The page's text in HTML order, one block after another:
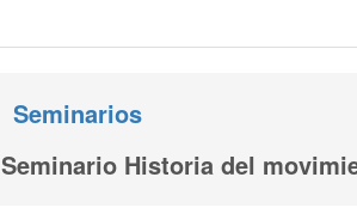
Seminarios
Seminario Historia del